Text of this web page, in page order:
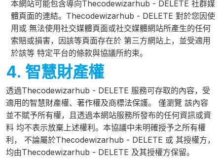
本網站可能包含導向Thecodewizarhub - DELETE 社群媒
體頁面的連結。Thecodewizarhub - DELETE 對於您因使
用或 無法使用社交媒體頁面或社交媒體網站所產生的任何
索賠或損害，因該等頁面存在於 第三方網站上，並受適用
於該等 特定平台的條款與協議所約束。
4. 智慧財產權
透過Thecodewizarhub - DELETE 服務可存取的內容，受
適用的智慧財產權、著作權及商標法保護。 僅瀏覽 該內容
並不賦予所有權，且透過本網站服務所發布的任何資訊或資
料 均不表示放棄上述權利。本協議中未明確授予之所有權
利， 不論屬於Thecodewizarhub - DELETE 或 其授權方，
均由Thecodewizarhub - DELETE 及其授權方保留。